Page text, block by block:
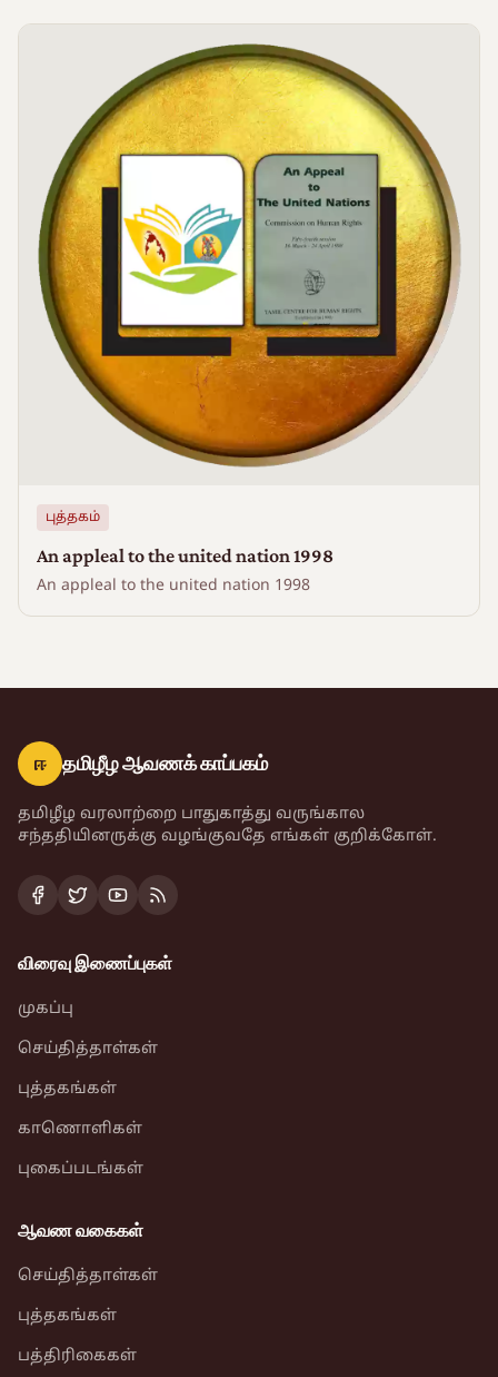
புத்தகம்
An appleal to the united nation 1998
An appleal to the united nation 1998
ஈ தமிழீழ ஆவணக் காப்பகம்
தமிழீழ வரலாற்றை பாதுகாத்து வருங்கால
சந்ததியினருக்கு வழங்குவதே எங்கள் குறிக்கோள்.
விரைவு இணைப்புகள்
முகப்பு
செய்தித்தாள்கள்
புத்தகங்கள்
காணொளிகள்
புகைப்படங்கள்
ஆவண வகைகள்
செய்தித்தாள்கள்
புத்தகங்கள்
பத்திரிகைகள்